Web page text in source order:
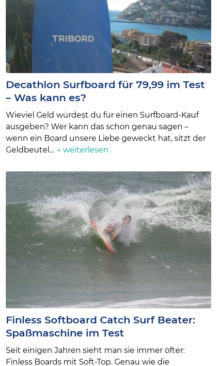
Decathlon Surfboard für 79,99 im Test
– Was kann es?
Wieviel Geld würdest du für einen Surfboard-Kauf
ausgeben? Wer kann das schon genau sagen –
wenn ein Board unsere Liebe geweckt hat, sitzt der
Geldbeutel… → weiterlesen
Finless Softboard Catch Surf Beater:
Spaßmaschine im Test
Seit einigen Jahren sieht man sie immer öfter:
Finless Boards mit Soft-Top. Genau wie die